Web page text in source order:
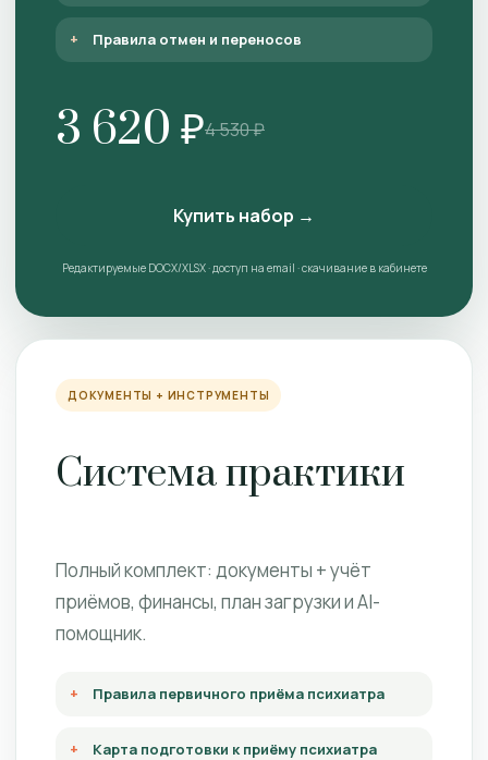
Правила отмен и переносов
3 620 ₽4 530 ₽
Купить набор →
Редактируемые DOCX/XLSX · доступ на email · скачивание в кабинете
ДОКУМЕНТЫ + ИНСТРУМЕНТЫ
Система практики
Полный комплект: документы + учёт
приёмов, финансы, план загрузки и AI-
помощник.
Правила первичного приёма психиатра
Карта подготовки к приёму психиатра